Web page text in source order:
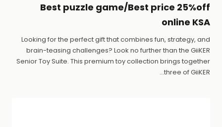
Best puzzle game/Best price 25%off
online KSA
Looking for the perfect gift that combines fun, strategy, and
brain-teasing challenges? Look no further than the GiiKER
Senior Toy Suite. This premium toy collection brings together
three of GiiKER...